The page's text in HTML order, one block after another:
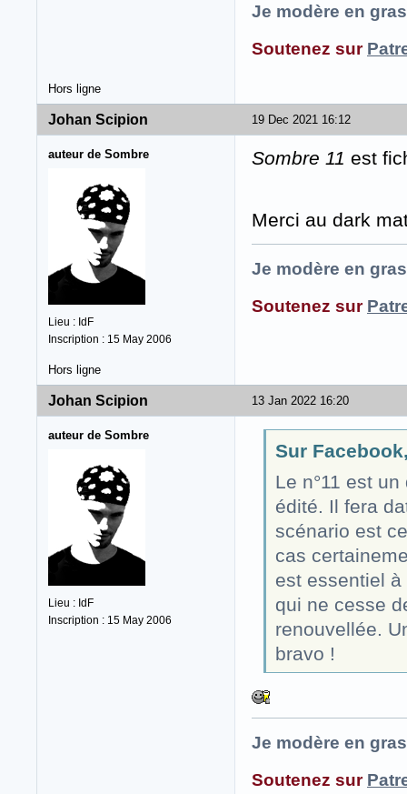
Je modère en
Soutenez sur
Hors ligne
19 Dec 2021 16:12
Johan Scipion
auteur de Sombre
Lieu : IdF
Inscription : 15 May 2006
Sombre 11 est
Merci au dark
Je modère en
Soutenez sur
Hors ligne
13 Jan 2022 16:20
Johan Scipion
auteur de Sombre
Lieu : IdF
Inscription : 15 May 2006
Sur
Le n°11 est
édité. Il fera
scénario est
cas
est essentiel
qui ne cesse
renouvellée.
bravo !
Je modère en
Soutenez sur